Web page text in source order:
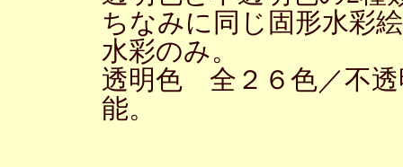
ちなみに同じ固形水彩
水彩のみ。
透明色 全２６色／不
能。